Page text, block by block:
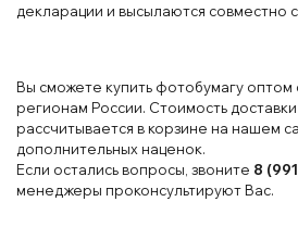
декларации и высылаются совместно
Вы сможете купить фотобумагу оптом
регионам России. Стоимость
рассчитывается в корзине на нашем
дополнительных наценок.
Если остались вопросы, звоните 8
менеджеры проконсультируют Вас.